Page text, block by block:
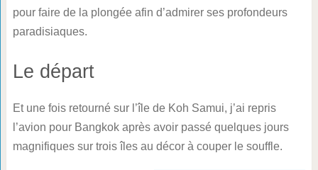
pour faire de la plongée afin d’admirer ses profondeurs
paradisiaques.
Le départ
Et une fois retourné sur l’île de Koh Samui, j’ai repris
l’avion pour Bangkok après avoir passé quelques jours
magnifiques sur trois îles au décor à couper le souffle.